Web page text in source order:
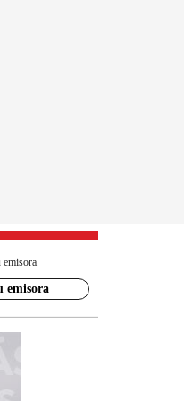
emisora
emisora